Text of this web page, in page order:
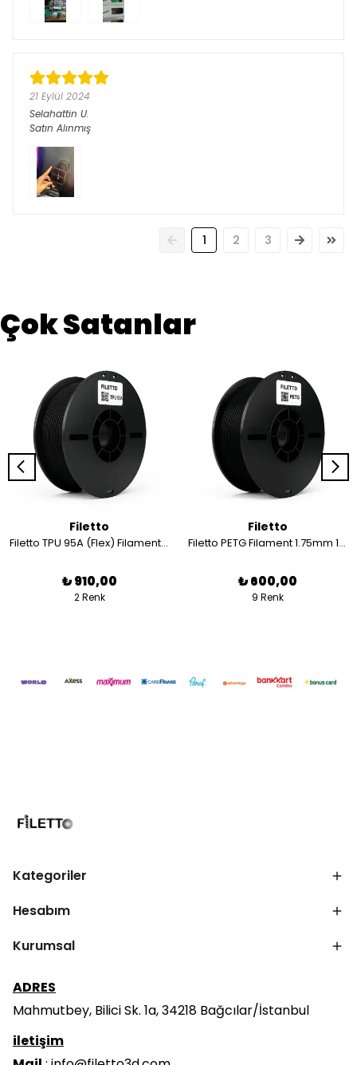
21 Eylül 2024
Selahattin U.
Satın Alınmış
1 2 3
Çok Satanlar
Filetto
Filetto TPU 95A (Flex) Filament 1.75 mm - 800 gr
₺ 910,00
2 Renk
Filetto
Filetto PETG Filament 1.75mm 1 KG
₺ 600,00
9 Renk
Kategoriler
Hesabım
Kurumsal
ADRES
Mahmutbey, Bilici Sk. 1a, 34218 Bağcılar/İstanbul
iletişim